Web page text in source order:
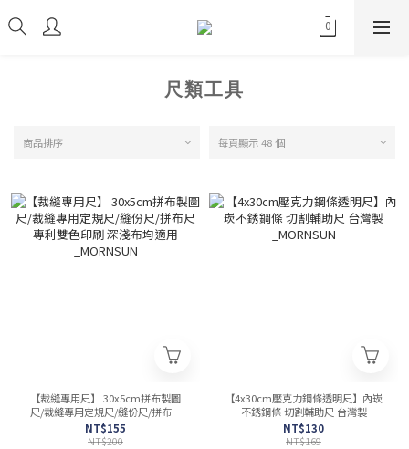
尺類工具
商品排序 每頁顯示 48 個
【裁縫專用尺】 30x5cm拼布製圖
尺/裁縫專用定規尺/縫份尺/拼布尺
專利雙色印刷 深淺布均適用
_MORNSUN
NT$155
NT$200
【4x30cm壓克力鋼條透明尺】內崁
不銹鋼條 切割輔助尺 台灣製
_MORNSUN
NT$130
NT$169